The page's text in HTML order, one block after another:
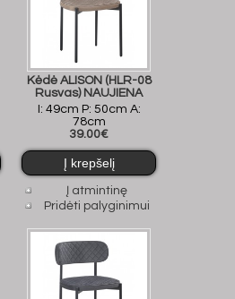
Kėdė ALISON (HLR-08
Rusvas) NAUJIENA
I: 49cm P: 50cm A:
78cm
39.00€
Į atmintinę
Pridėti palyginimui